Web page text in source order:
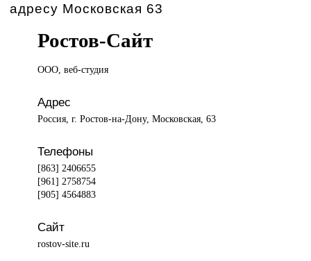
адресу Московская 63
Ростов-Сайт
ООО, веб-студия
Адрес
Россия, г. Ростов-на-Дону, Московская, 63
Телефоны
[863] 2406655
[961] 2758754
[905] 4564883
Сайт
rostov-site.ru